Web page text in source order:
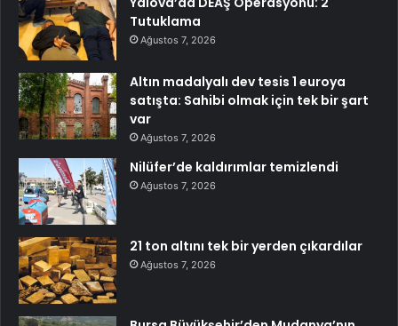
Tutuklama
Ağustos 7, 2026
Altın madalyalı dev tesis 1 euroya
satışta: Sahibi olmak için tek bir şart
var
Ağustos 7, 2026
Nilüfer’de kaldırımlar temizlendi
Ağustos 7, 2026
21 ton altını tek bir yerden çıkardılar
Ağustos 7, 2026